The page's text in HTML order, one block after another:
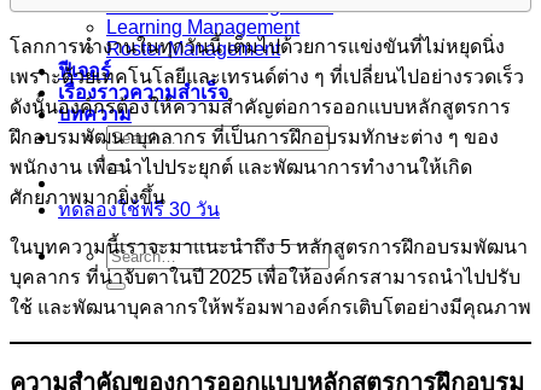
Learning Management
Roster Management
ฟีเจอร์
เรื่องราวความสำเร็จ
บทความ
ทดลองใช้ฟรี 30 วัน
โลกการทำงานในทุกวันนี้ เต็มไปด้วยการแข่งขันที่ไม่หยุดนิ่ง
เพราะด้วยเทคโนโลยีและเทรนด์ต่าง ๆ ที่เปลี่ยนไปอย่างรวดเร็ว
ดังนั้นองค์กรต้องให้ความสำคัญต่อการออกแบบหลักสูตรการ
ฝึกอบรมพัฒนาบุคลากร ที่เป็นการฝึกอบรมทักษะต่าง ๆ ของ
พนักงาน เพื่อนำไปประยุกต์ และพัฒนาการทำงานให้เกิด
ศักยภาพมากยิ่งขึ้น
ในบทความนี้เราจะมาแนะนำถึง 5 หลักสูตรการฝึกอบรมพัฒนา
บุคลากร ที่น่าจับตาในปี 2025 เพื่อให้องค์กรสามารถนำไปปรับ
ใช้ และพัฒนาบุคลากรให้พร้อมพาองค์กรเติบโตอย่างมีคุณภาพ
ความสำคัญของการออกแบบหลักสูตรการฝึกอบรม